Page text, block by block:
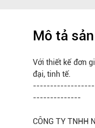
Mô tả
Vớithiết kếđơn
đại, tinh tế.
--------------
CÔNG TY TNHH